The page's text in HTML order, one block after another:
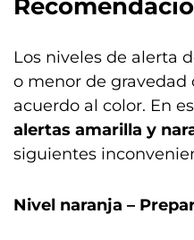
Los niveles de alerta
o menor de gravedad
acuerdo al color. En
alertas amarilla y
siguientes
Nivel naranja –